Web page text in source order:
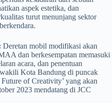
aspek estetika, dan
turut menunjang sektor
Deretan mobil modifikasi akan
dan berkesempatan memasuki
acara, dan penentuan
Kota Bandung di puncak
of Creativity’ yang akan
2023 mendatang di JCC